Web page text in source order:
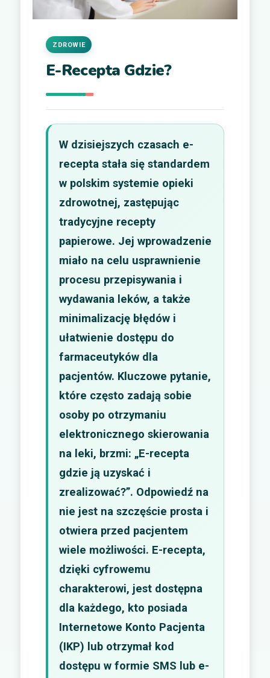
E-Recepta Gdzie?
ZDROWIE
W dzisiejszych czasach e-
recepta stała się standardem
w polskim systemie opieki
zdrowotnej, zastępując
tradycyjne recepty
papierowe. Jej wprowadzenie
miało na celu usprawnienie
procesu przepisywania i
wydawania leków, a także
minimalizację błędów i
ułatwienie dostępu do
farmaceutyków dla
pacjentów. Kluczowe pytanie,
które często zadają sobie
osoby po otrzymaniu
elektronicznego skierowania
na leki, brzmi: „E-recepta
gdzie ją uzyskać i
zrealizować?”. Odpowiedź na
nie jest na szczęście prosta i
otwiera przed pacjentem
wiele możliwości. E-recepta,
dzięki cyfrowemu
charakterowi, jest dostępna
dla każdego, kto posiada
Internetowe Konto Pacjenta
(IKP) lub otrzymał kod
dostępu w formie SMS lub e-